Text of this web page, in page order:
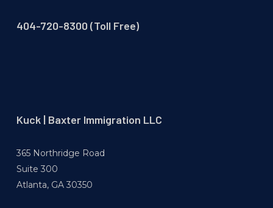
404-720-8300 (Toll Free)
Kuck | Baxter Immigration LLC
365 Northridge Road
Suite 300
Atlanta, GA 30350